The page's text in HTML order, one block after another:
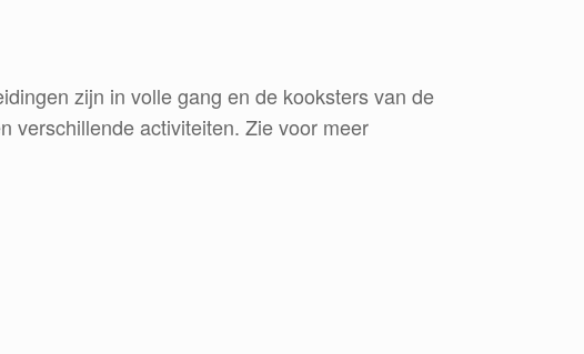
zijn in volle gang en de kooksters van de
verschillende activiteiten. Zie voor meer